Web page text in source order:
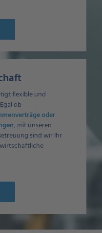
flexible und
ob
oder
mit unseren
sind wir Ihr